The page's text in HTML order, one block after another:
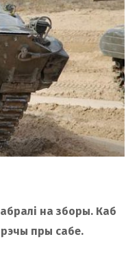
на зборы. Каб
пры сабе.